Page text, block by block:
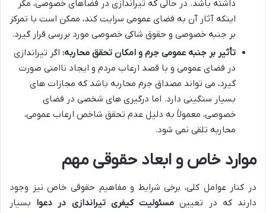
داشته باشد. در حالی که تیراندازی در فضاهای خصوصی، مگر
اینکه آثار آن به فضای عمومی سرایت کند، ممکن است با تمرکز
بر جنبه خصوصی و حقوق شاکی خصوصی مورد بررسی قرار گیرد.
تأثیر بر جنبه عمومی جرم و امکان تحقق محاربه: اگر تیراندازی
در فضای عمومی و با قصد ارعاب مردم و ایجاد ناامنی صورت
گیرد، می تواند مصداق جرم محاربه باشد که مجازات های
بسیار سنگینی دارد. اما درگیری های شخصی در فضای
خصوصی، معمولاً به دلیل عدم تحقق شاخص ارعاب عمومی،
محاربه تلقی نمی شود.
موارد خاص و ابعاد حقوقی مهم
در کنار عوامل کلی، برخی شرایط و مفاهیم حقوقی خاص نیز وجود
دارند که در تعیین مسئولیت کیفری تیراندازی در دعوا بسیار